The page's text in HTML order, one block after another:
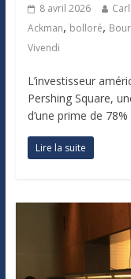
8 avril 2026
Ackman, bolloré,
Vivendi
L’investisseur
Pershing Square,
d’une prime de
Lire la suite